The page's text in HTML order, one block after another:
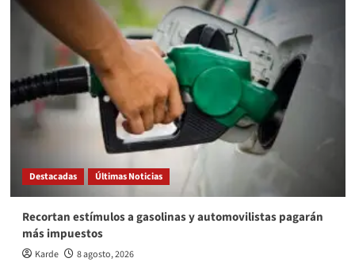
Destacadas Últimas Noticias
Recortan estímulos a gasolinas y automovilistas pagarán
más impuestos
Karde 8 agosto, 2026